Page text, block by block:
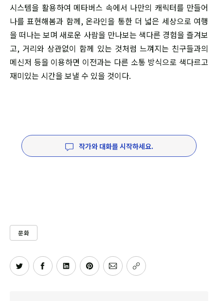
시스템을 활용하여 메타버스 속에서 나만의 캐릭터를 만들어
나를 표현해봄과 함께, 온라인을 통한 더 넓은 세상으로 여행
을 떠나는 보며 새로운 사람을 만나보는 색다른 경험을 즐겨보
고, 거리와 상관없이 함께 있는 것처럼 느껴지는 친구들과의
메신저 등을 이용하면 이전과는 다른 소통 방식으로 색다르고
재미있는 시간을 보낼 수 있을 것이다.
작가와 대화를 시작하세요.
문화